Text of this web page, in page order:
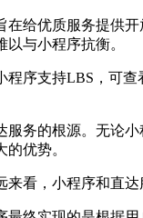
优质服务提供开
与小程序抗衡。
支持LBS，可查
的根源。无论小
优势。
，小程序和直达